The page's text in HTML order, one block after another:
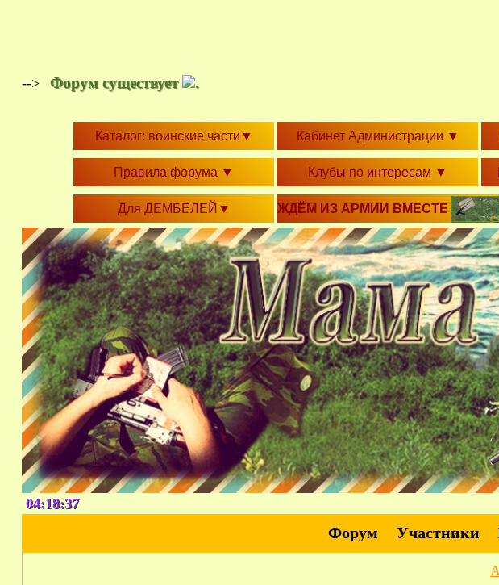
--> Форум существует .
Каталог: воинские части ▼ Кабинет Администрации ▼
Правила форума ▼ Клубы по интересам ▼
Для ДЕМБЕЛЕЙ ▼ ЖДЁМ ИЗ АРМИИ ВМЕСТЕ
04:18:38
Форум Участники